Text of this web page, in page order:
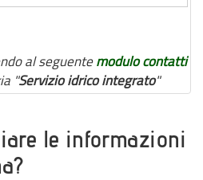
al seguentemodulo contatti
"Servizio idrico integrato"
le informazioni